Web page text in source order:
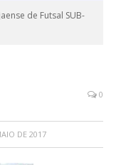
de Futsal SUB-
0
DE 2017